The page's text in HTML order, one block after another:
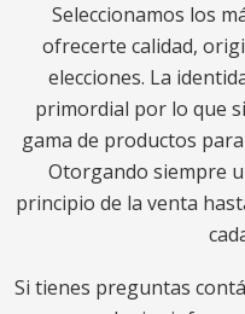
Seleccionamos los
ofrecerte calidad,
elecciones. La
primordial por lo que
gama de productos
Otorgando siempre
principio de la venta
Si tienes preguntas